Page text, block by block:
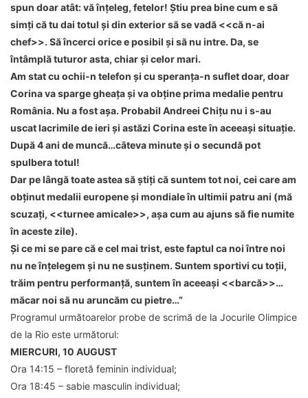
spun doar atât: vă înțeleg, fetelor! Știu prea bine cum e să
simți că tu dai totul și din exterior să se vadă <<că n-ai
chef>>. Să încerci orice e posibil și să nu intre. Da, se
întâmplă tuturor asta, chiar și celor mari.
Am stat cu ochii-n telefon și cu speranța-n suflet doar, doar
Corina va sparge gheața și va obține prima medalie pentru
România. Nu a fost așa. Probabil Andreei Chițu nu i s-au
uscat lacrimile de ieri și astăzi Corina este în aceeași situație.
După 4 ani de muncă…câteva minute și o secundă pot
spulbera totul!
Dar pe lângă toate astea să știți că suntem tot noi, cei care am
obținut medalii europene și mondiale în ultimii patru ani (mă
scuzați, <<turnee amicale>>, așa cum au ajuns să fie numite
în aceste zile).
Și ce mi se pare că e cel mai trist, este faptul ca noi între noi
nu ne înțelegem și nu ne susținem. Suntem sportivi cu toții,
trăim pentru performanță, suntem în aceeași <<barcă>>…
măcar noi să nu aruncăm cu pietre…”
Programul următoarelor probe de scrimă de la Jocurile Olimpice
de la Rio este următorul:
MIERCURI, 10 AUGUST
Ora 14:15 – floretă feminin individual;
Ora 18:45 – sabie masculin individual;